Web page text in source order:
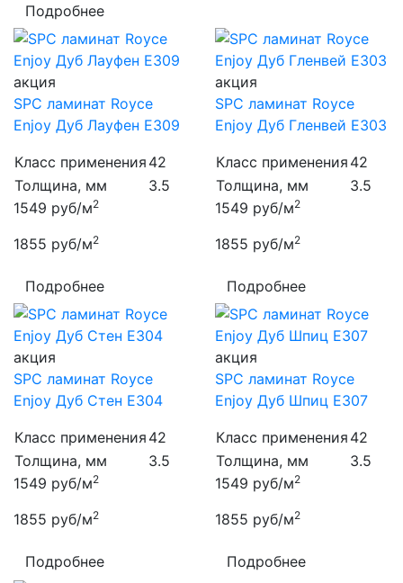
Подробнее
акция
SPC ламинат Royce
Enjoy Дуб Лауфен Е309
Класс применения 42
Толщина, мм
3.5
1549 руб/м2
1855 руб/м2
Подробнее
акция
SPC ламинат Royce
Enjoy Дуб Гленвей Е303
Класс применения 42
Толщина, мм
3.5
1549 руб/м2
1855 руб/м2
Подробнее
акция
SPC ламинат Royce
Enjoy Дуб Стен Е304
Класс применения 42
Толщина, мм
3.5
1549 руб/м2
1855 руб/м2
Подробнее
акция
SPC ламинат Royce
Enjoy Дуб Шпиц Е307
Класс применения 42
Толщина, мм
3.5
1549 руб/м2
1855 руб/м2
Подробнее